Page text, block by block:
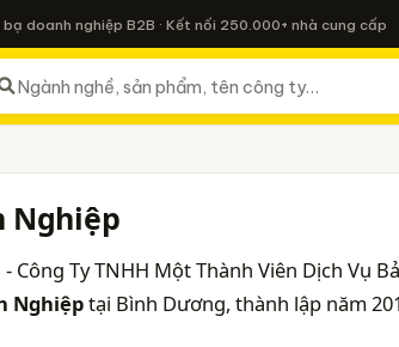
bạ doanh nghiệp B2B · Kết nối 250.000+ nhà cung cấp
Nghiệp
Công Ty TNHH Một Thành Viên Dịch Vụ
Nghiệptại Bình Dương, thành lập năm